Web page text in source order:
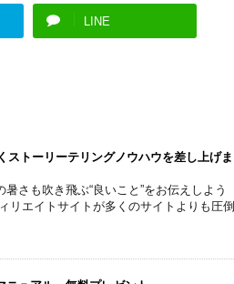
LINE
トーリーテリングノウハウを差し上げま
さも吹き飛ぶ“良いこと”をお伝えしよう
リエイトサイトが多くのサイトよりも圧倒